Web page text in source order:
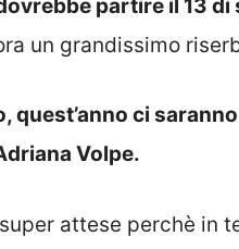
partire il 13 di
un grandissimo
quest’anno ci
Volpe.
attese perchè in